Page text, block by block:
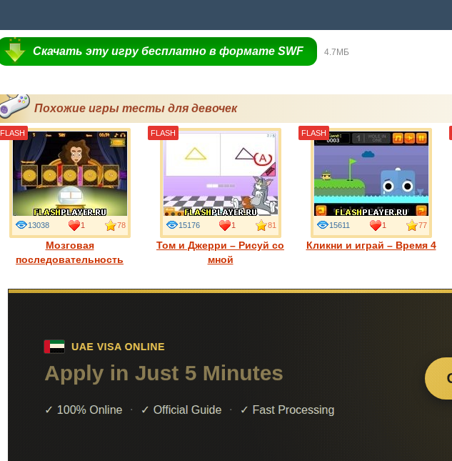
Скачать эту игру бесплатно в формате SWF 4.7МБ
Похожие игры тесты для девочек
Мозговая
последовательность
13038 1 78
FLASH
Том и Джерри – Рисуй со
мной
15176 1 81
FLASH
Кликни и играй – Время 4
15611 1 77
FLASH